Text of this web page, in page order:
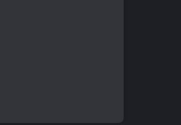
personalizados em pintura,
aberto permite exploração
que desbloqueiam novas áreas